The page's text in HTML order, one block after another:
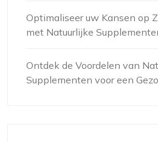
Optimaliseer uw Kansen op
met Natuurlijke
Ontdek de Voordelen van
Supplementen voor een